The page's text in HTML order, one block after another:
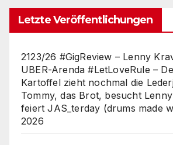
Letzte Veröffentlichungen
2123/26 #GigReview – Lenny
UBER-Arenda #LetLoveRule –
Kartoffel zieht nochmal die
Tommy, das Brot, besucht
feiert JAS_terday (drums made
2026